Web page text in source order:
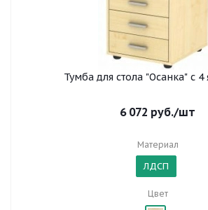
Тумба для стола "Осанка" с
6 072 руб./шт
Материал
ЛДСП
Цвет